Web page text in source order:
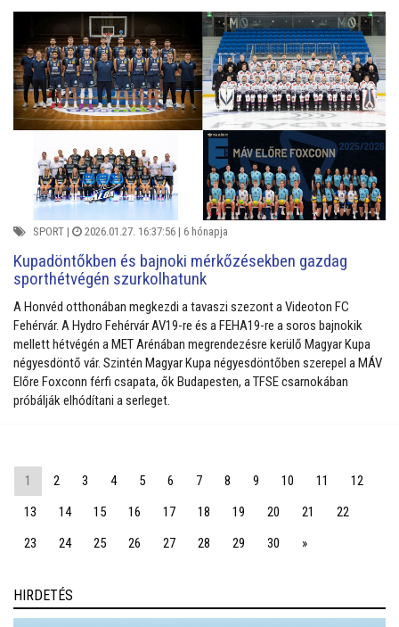
SPORT | 2026.01.27. 16:37:56 | 6 hónapja
Kupadöntőkben és bajnoki mérkőzésekben gazdag
sporthétvégén szurkolhatunk
A Honvéd otthonában megkezdi a tavaszi szezont a Videoton FC
Fehérvár. A Hydro Fehérvár AV19-re és a FEHA19-re a soros bajnokik
mellett hétvégén a MET Arénában megrendezésre kerülő Magyar Kupa
négyesdöntő vár. Szintén Magyar Kupa négyesdöntőben szerepel a MÁV
Előre Foxconn férfi csapata, ők Budapesten, a TFSE csarnokában
próbálják elhódítani a serleget.
1 2 3 4 5 6 7 8 9 10 11
12
13
14 15 16 17 18 19 20 21
22
23
24 25 26 27 28 29 30 »
HIRDETÉS